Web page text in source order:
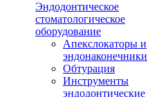
Эндодонтическое
стоматологическое
оборудование
Апекслокаторы и
эндонаконечники
Обтурация
Инструменты
эндодонтические